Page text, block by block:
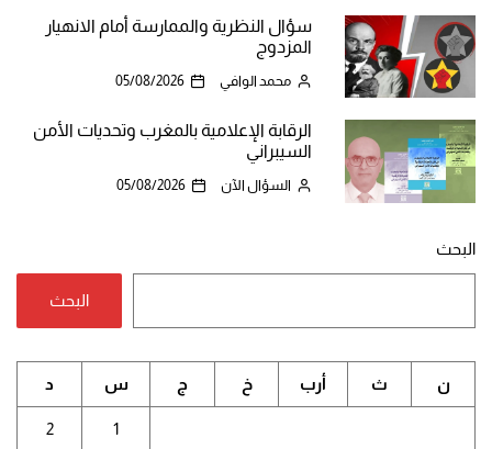
سؤال النظرية والممارسة أمام الانهيار
المزدوج
محمد الوافي 05/08/2026
الرقابة الإعلامية بالمغرب وتحديات الأمن
السيبراني
السؤال الآن 05/08/2026
البحث
البحث
ن ث أرب خ ج س د
1
2